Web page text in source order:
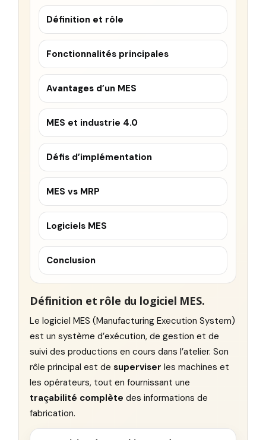
Définition et rôle
Fonctionnalités principales
Avantages d’un MES
MES et industrie 4.0
Défis d’implémentation
MES vs MRP
Logiciels MES
Conclusion
Définition et rôle du logiciel MES.
Le logiciel MES (Manufacturing Execution System)
est un système d’exécution, de gestion et de
suivi des productions en cours dans l’atelier. Son
rôle principal est de superviser les machines et
les opérateurs, tout en fournissant une
traçabilité complète des informations de
fabrication.